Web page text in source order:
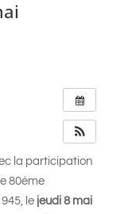
la participation
80ème
le jeudi 8 mai